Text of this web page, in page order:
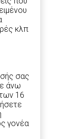
κλπ
σας
άνω
16
γονέα